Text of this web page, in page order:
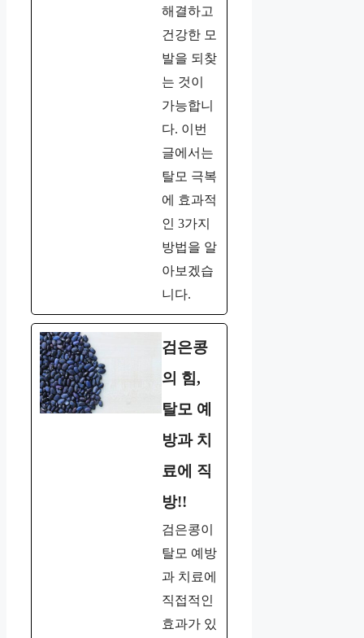
해결하고
건강한 모
발을 되찾
는 것이
가능합니
다. 이번
글에서는
탈모 극복
에 효과적
인 3가지
방법을 알
아보겠습
니다.
검은콩
의 힘,
탈모 예
방과 치
료에 직
방!!
검은콩이
탈모 예방
과 치료에
직접적인
효과가 있